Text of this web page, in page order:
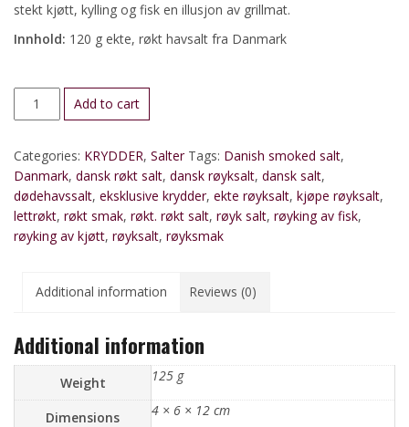
stekt kjøtt, kylling og fisk en illusjon av grillmat.
Innhold: 120 g ekte, røkt havsalt fra Danmark
Dansk
røkt
quantity
Add to cart
Categories: KRYDDER, Salter Tags: Danish smoked salt,
Danmark, dansk røkt salt, dansk røyksalt, dansk salt,
dødehavssalt, eksklusive krydder, ekte røyksalt, kjøpe røyksalt,
lettrøkt, røkt smak, røkt. røkt salt, røyk salt, røyking av fisk,
røyking av kjøtt, røyksalt, røyksmak
Additional information Reviews (0)
Additional information
Weight 125 g
Dimensions 4 × 6 × 12 cm